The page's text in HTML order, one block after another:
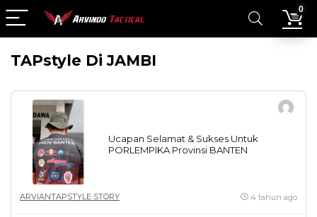
0
TAPstyle Di JAMBI
Ucapan Selamat & Sukses Untuk
PORLEMPIKA Provinsi BANTEN
ARVIANTAPSTYLE STORY 4 tahun ago